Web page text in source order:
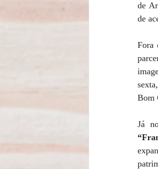
de
de
Fora
Bom
Já